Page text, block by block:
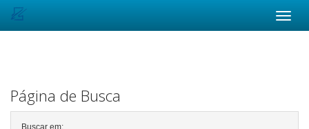
Página de Busca
Buscar em: